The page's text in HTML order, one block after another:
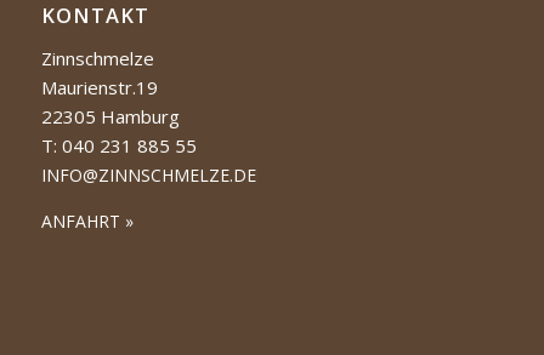
KONTAKT
Zinnschmelze
Maurienstr.19
22305 Hamburg
T: 040 231 885 55
INFO@ZINNSCHMELZE.DE
ANFAHRT »